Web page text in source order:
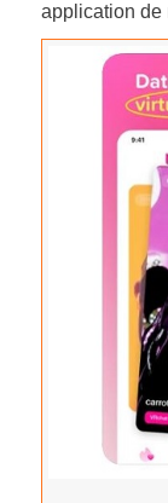
application de